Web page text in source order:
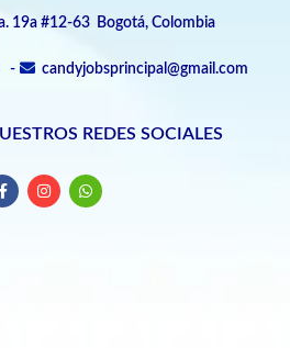
19a #12-63 Bogotá, Colombia
- candyjobsprincipal@gmail.com
REDES SOCIALES